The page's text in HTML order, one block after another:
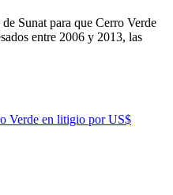
Sunat para que Cerro Verde
entre 2006 y 2013, las